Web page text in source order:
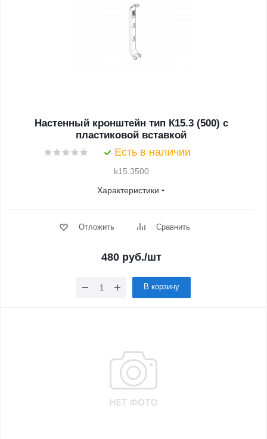
Настенный кронштейн тип К15.3 (500) с
пластиковой вставкой
Есть в наличии
k15.3500
Характеристики
Отложить Сравнить
480 руб./шт
В корзину